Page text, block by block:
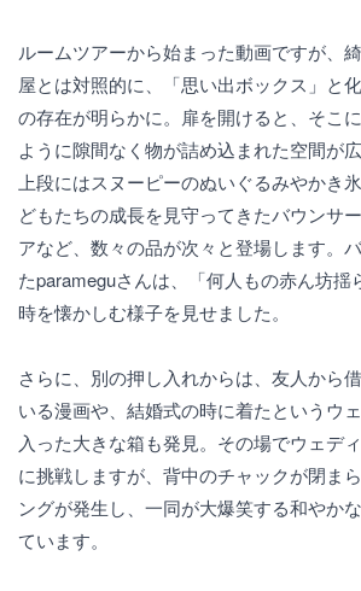
ルームツアーから始まった動画ですが、
屋とは対照的に、「思い出ボックス」と
の存在が明らかに。扉を開けると、そこ
ように隙間なく物が詰め込まれた空間が
上段にはスヌーピーのぬいぐるみやかき
どもたちの成長を見守ってきたバウンサ
アなど、数々の品が次々と登場します。
たparameguさんは、「何人もの赤ん坊揺
時を懐かしむ様子を見せました。
さらに、別の押し入れからは、友人から
いる漫画や、結婚式の時に着たというウ
入った大きな箱も発見。その場でウェデ
に挑戦しますが、背中のチャックが閉ま
ングが発生し、一同が大爆笑する和やか
ています。